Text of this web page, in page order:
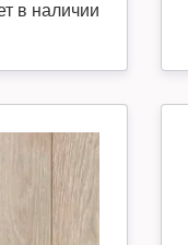
в наличии